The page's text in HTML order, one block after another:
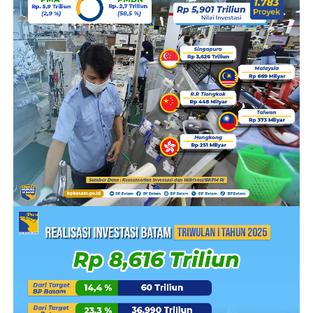
Selanjutnya, Pada Kamis, 13 Februari 2025, para advokat
yang telah dilantik melanjutkan prosesi penyumpahan
di Pengadilan Tinggi Provinsi Kepulauan Riau, yang
menandakan dimulainya karier mereka sebagai advokat.
Acara ini diorganisir oleh DPC Peradi Batam, yang
dipimpin oleh Mustari, S.H. sebagai Ketua, Dr. Isfandir
Hutasoit, S.H., M.H. sebagai Sekretaris, dan Tantimin,
S.H., M.H. sebagai Bendahara.
Dalam kesempatan ini, Sekretaris DPC Peradi Batam, Dr.
Isfandir Hutasoit, S.H., M.H., menyampaikan komitmen
DPC Peradi Batam untuk terus membentuk advokat
yang berkarya lebih baik dan berperan aktif dalam
penegakan hukum.
Melalui acara pelantikan ini, diharapkan para advokat
yang baru dilantik dapat menjalankan tugasnya dengan